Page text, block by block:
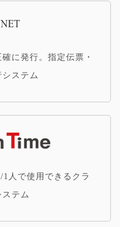
に発行。指定伝票・
ステム
人で使用できるクラ
テム